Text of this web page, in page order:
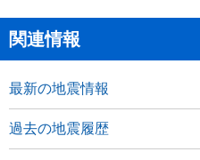
関連情報
最新の地震情報
過去の地震履歴